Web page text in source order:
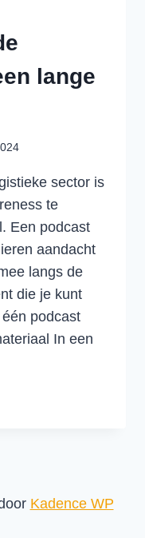
lange
sector is
te
Een podcast
aandacht
langs de
die je kunt
podcast
In een
Kadence WP